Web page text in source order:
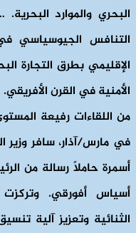
البحري والموارد
التنافس الجيوسياسي في
الإقليمي بطرق التجارة
الأمنية في القرن
من اللقاءات رفيعة
في مارس/آذار، سافر وزير
أسمرة حاملاً رسالة من
أسياس أفورقي.
الثنائية وتعزيز آلية